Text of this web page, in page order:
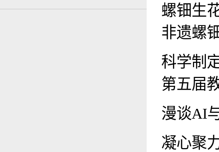
螺钿生
非遗螺
科学制
第五届
漫谈AI
凝心聚